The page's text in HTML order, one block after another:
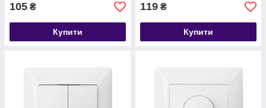
105 ₴
Купити
119 ₴
Купити